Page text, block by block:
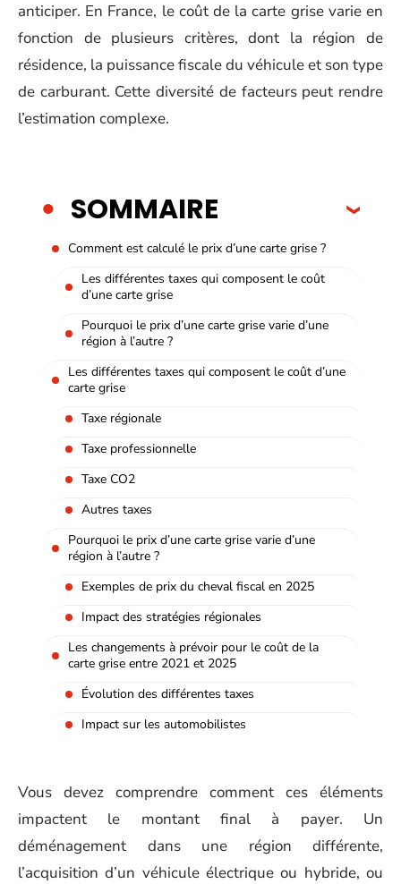
anticiper. En France, le coût de la carte grise varie en
fonction de plusieurs critères, dont la région de
résidence, la puissance fiscale du véhicule et son type
de carburant. Cette diversité de facteurs peut rendre
l’estimation complexe.
SOMMAIRE
Comment est calculé le prix d’une carte grise ?
Les différentes taxes qui composent le coût
d’une carte grise
Pourquoi le prix d’une carte grise varie d’une
région à l’autre ?
Les différentes taxes qui composent le coût d’une
carte grise
Taxe régionale
Taxe professionnelle
Taxe CO2
Autres taxes
Pourquoi le prix d’une carte grise varie d’une
région à l’autre ?
Exemples de prix du cheval fiscal en 2025
Impact des stratégies régionales
Les changements à prévoir pour le coût de la
carte grise entre 2021 et 2025
Évolution des différentes taxes
Impact sur les automobilistes
Vous devez comprendre comment ces éléments
impactent le montant final à payer. Un
déménagement dans une région différente,
l’acquisition d’un véhicule électrique ou hybride, ou